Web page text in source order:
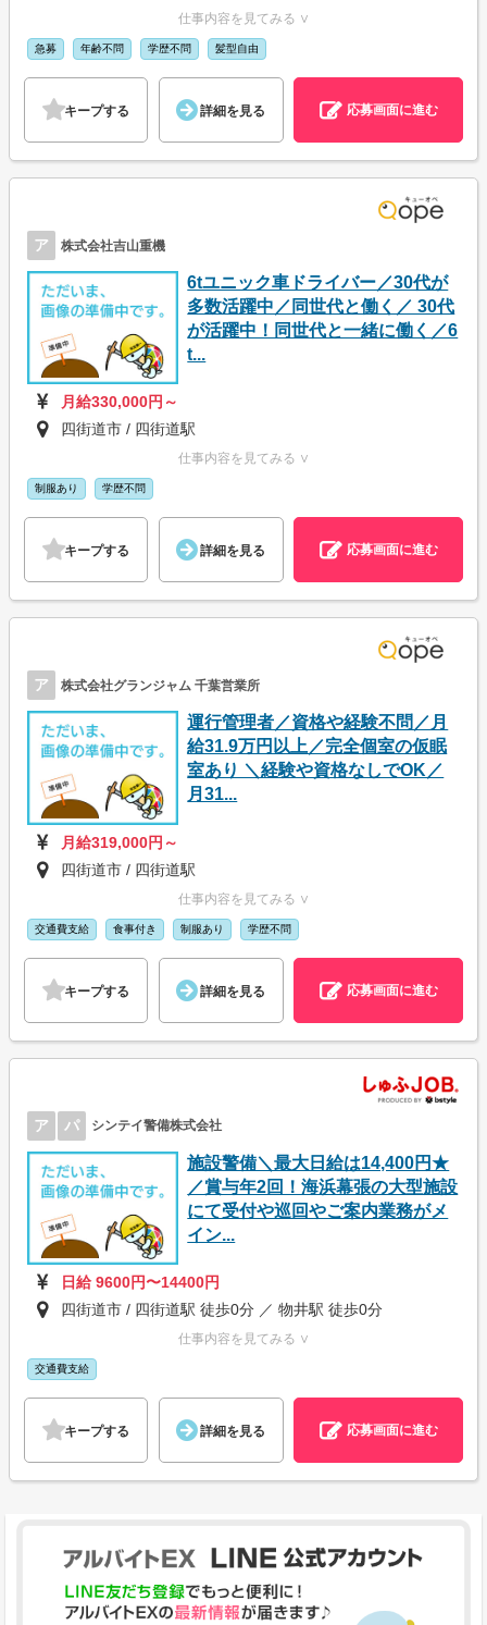
仕事内容を見てみる ∨
急募 年齢不問 学歴不問 髪型自由
キープする 詳細を見る 応募画面に進む
ア 株式会社吉山重機
6tユニック車ドライバー／30代が
多数活躍中／同世代と働く／ 30代
が活躍中！同世代と一緒に働く／6
t...
月給330,000円～
四街道市 / 四街道駅
仕事内容を見てみる ∨
制服あり 学歴不問
キープする 詳細を見る 応募画面に進む
ア 株式会社グランジャム 千葉営業所
運行管理者／資格や経験不問／月
給31.9万円以上／完全個室の仮眠
室あり ＼経験や資格なしでOK／
月31...
月給319,000円～
四街道市 / 四街道駅
仕事内容を見てみる ∨
交通費支給 食事付き 制服あり 学歴不問
キープする 詳細を見る 応募画面に進む
ア パ シンテイ警備株式会社
施設警備＼最大日給は14,400円★
／賞与年2回！海浜幕張の大型施設
にて受付や巡回やご案内業務がメ
イン...
日給 9600円〜14400円
四街道市 / 四街道駅 徒歩0分 ／ 物井駅 徒歩0分
仕事内容を見てみる ∨
交通費支給
キープする 詳細を見る 応募画面に進む